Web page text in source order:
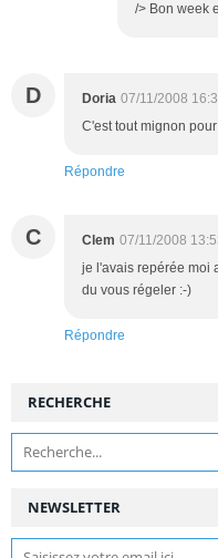
/> Bon week
D Doria 07/11/2008
C'est tout mignon
Répondre
C Clem 07/11/2008
je l'avais repérée moi
du vous régeler :-)
Répondre
NEWSLETTER
RECHERCHE